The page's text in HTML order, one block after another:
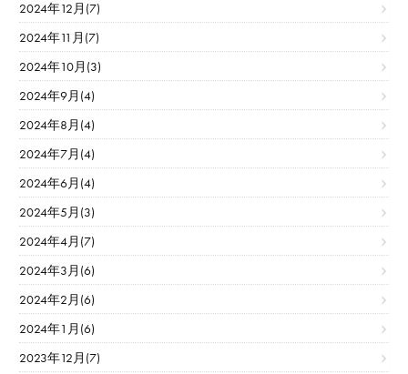
2024年12月(7)
2024年11月(7)
2024年10月(3)
2024年9月(4)
2024年8月(4)
2024年7月(4)
2024年6月(4)
2024年5月(3)
2024年4月(7)
2024年3月(6)
2024年2月(6)
2024年1月(6)
2023年12月(7)